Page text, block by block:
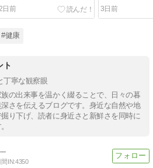
日前
3日前
#健康
ト
丁寧な観察眼
の出来事を温かく綴ることで、日々の暮
さを伝えるブログです。身近な自然や地
り下げ、読者に身近さと新鮮さを同時に
間IN:4350